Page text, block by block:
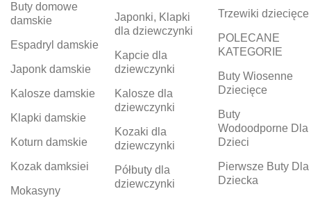
Buty domowe
damskie
Espadryl damskie
Japonk damskie
Kalosze damskie
Klapki damskie
Koturn damskie
Kozak damksiei
Mokasyny
Japonki, Klapki
dla dziewczynki
Kapcie dla
dziewczynki
Kalosze dla
dziewczynki
Kozaki dla
dziewczynki
Półbuty dla
dziewczynki
Trzewiki dziecięce
POLECANE
KATEGORIE
Buty Wiosenne
Dziecięce
Buty
Wodoodporne Dla
Dzieci
Pierwsze Buty Dla
Dziecka